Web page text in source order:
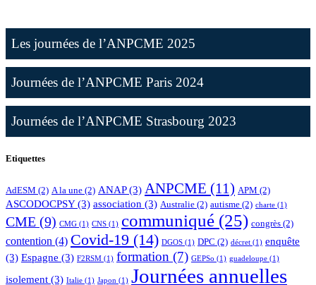
Les journées de l’ANPCME 2025
Journées de l’ANPCME Paris 2024
Journées de l’ANPCME Strasbourg 2023
Etiquettes
AdESM (2) A la une (2) ANAP(3) ANPCME (11) APM (2)
ASCODOCPSY(3) association (3) Australie (2) autisme (2) charte (1)
CME (9) CMG (1) CNS (1) communiqué (25) congrès (2)
contention (4) Covid-19 (14) DGOS (1) DPC (2) décret (1) enquête
(3) Espagne (3) F2RSM (1) formation (7) GEPSo (1) guadeloupe (1)
isolement (3) Italie (1) Japon (1) Journées annuelles